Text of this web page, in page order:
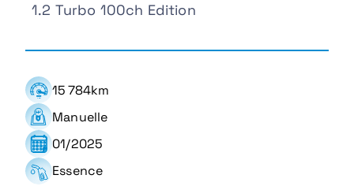
1.2 Turbo 100ch Edition
15 784km
Manuelle
01/2025
Essence